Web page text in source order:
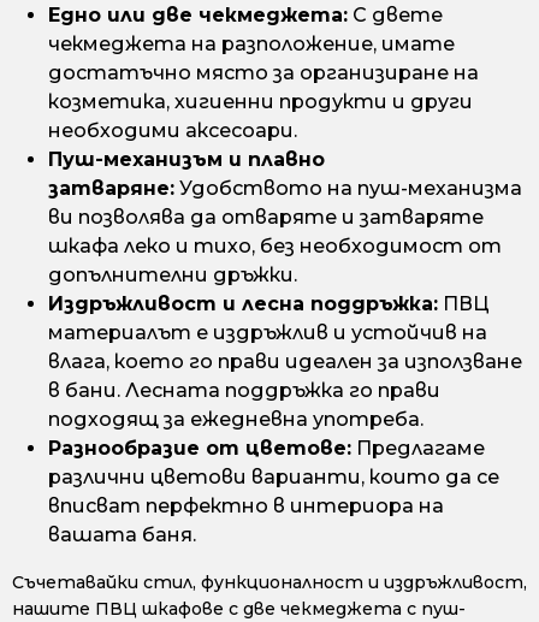
Едно или две чекмеджета: С двете
чекмеджета на разположение, имате
достатъчно място за организиране на
козметика, хигиенни продукти и други
необходими аксесоари.
Пуш-механизъм и плавно
затваряне: Удобството на пуш-механизма
ви позволява да отваряте и затваряте
шкафа леко и тихо, без необходимост от
допълнителни дръжки.
Издръжливост и лесна поддръжка: ПВЦ
материалът е издръжлив и устойчив на
влага, което го прави идеален за използване
в бани. Лесната поддръжка го прави
подходящ за ежедневна употреба.
Разнообразие от цветове: Предлагаме
различни цветови варианти, които да се
вписват перфектно в интериора на
вашата баня.
Съчетавайки стил, функционалност и издръжливост,
нашите ПВЦ шкафове с две чекмеджета с пуш-